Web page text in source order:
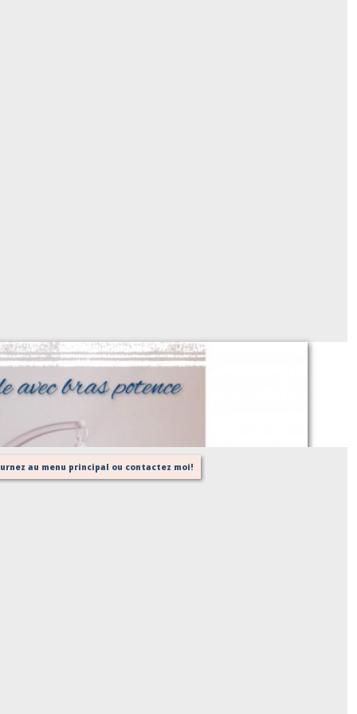
Mobile avec potence
Sur demande
au menu principal ou contactez moi!